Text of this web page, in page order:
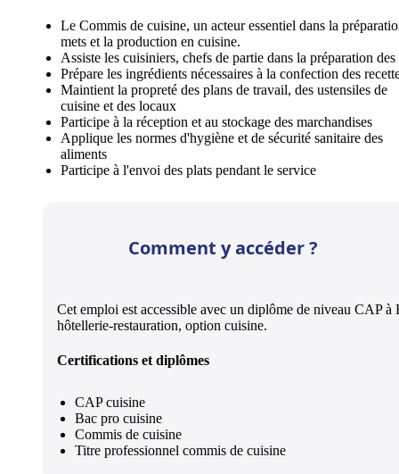
Le Commis de cuisine, un acteur essentiel dans la
mets et la production en cuisine.
Assiste les cuisiniers, chefs de partie dans la préparation des
Prépare les ingrédients nécessaires à la confection des
Maintient la propreté des plans de travail, des ustensiles de
cuisine et des locaux
Participe à la réception et au stockage des marchandises
Applique les normes d'hygiène et de sécurité sanitaire des
aliments
Participe à l'envoi des plats pendant le service
Comment y accéder ?
Cet emploi est accessible avec un diplôme de niveau CAP à
hôtellerie-restauration, option cuisine.
Certifications et diplômes
CAP cuisine
Bac pro cuisine
Commis de cuisine
Titre professionnel commis de cuisine